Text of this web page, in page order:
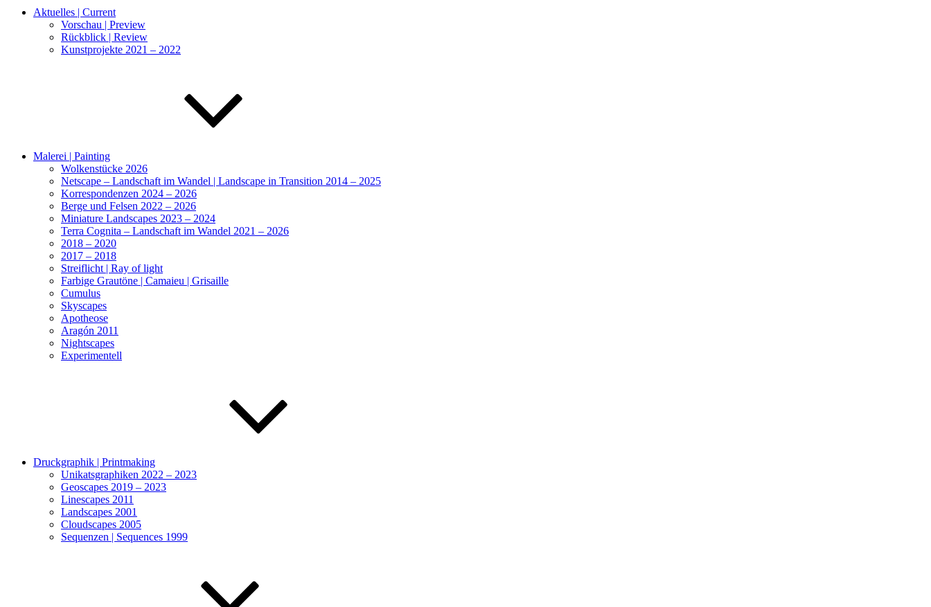
Aktuelles | Current
Vorschau | Preview
Rückblick | Review
Kunstprojekte 2021 – 2022
Malerei | Painting
Wolkenstücke 2026
Netscape – Landschaft im Wandel | Landscape in Transition 2014 – 2025
Korrespondenzen 2024 – 2026
Berge und Felsen 2022 – 2026
Miniature Landscapes 2023 – 2024
Terra Cognita – Landschaft im Wandel 2021 – 2026
2018 – 2020
2017 – 2018
Streiflicht | Ray of light
Farbige Grautöne | Camaieu | Grisaille
Cumulus
Skyscapes
Apotheose
Aragón 2011
Nightscapes
Experimentell
Druckgraphik | Printmaking
Unikatsgraphiken 2022 – 2023
Geoscapes 2019 – 2023
Linescapes 2011
Landscapes 2001
Cloudscapes 2005
Sequenzen | Sequences 1999